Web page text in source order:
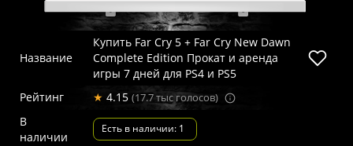
Название
Купить Far Cry 5 + Far Cry New Dawn
Complete Edition Прокат и аренда
игры 7 дней для PS4 и PS5
Рейтинг
★ 4.15 (17.7 тыс голосов)
В
наличии
Есть в наличии: 1